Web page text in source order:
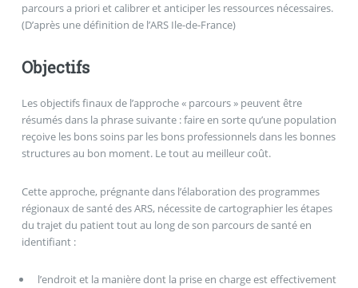
parcours a priori et calibrer et anticiper les ressources nécessaires.
(D’après une définition de l’ARS Ile-de-France)
Objectifs
Les objectifs finaux de l’approche « parcours » peuvent être
résumés dans la phrase suivante : faire en sorte qu’une population
reçoive les bons soins par les bons professionnels dans les bonnes
structures au bon moment. Le tout au meilleur coût.
Cette approche, prégnante dans l’élaboration des programmes
régionaux de santé des ARS, nécessite de cartographier les étapes
du trajet du patient tout au long de son parcours de santé en
identifiant :
l’endroit et la manière dont la prise en charge est effectivement